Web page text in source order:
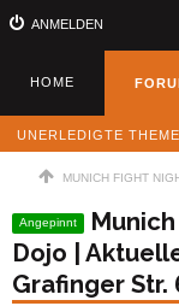
ANMELDEN
HOME
UNERLEDIGTE
MUNICH FIGHT
Angepinnt
Dojo |
Grafinger Str.